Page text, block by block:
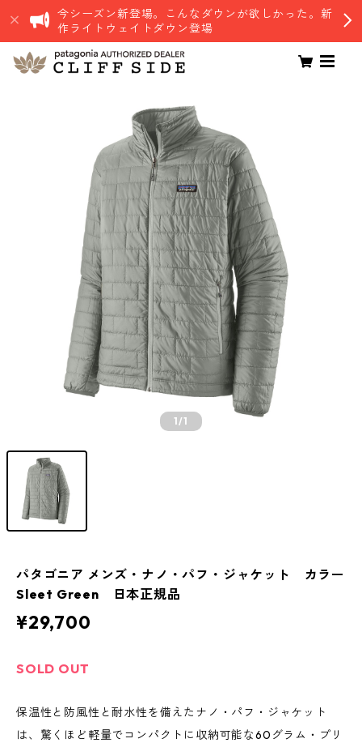
今シーズン新登場。こんなダウンが欲しかった。新
作ライトウェイトダウン登場
1/1
パタゴニア メンズ・ナノ・パフ・ジャケット カラー
Sleet Green 日本正規品
¥29,700
SOLD OUT
保温性と防風性と耐水性を備えたナノ・パフ・ジャケット
は、驚くほど軽量でコンパクトに収納可能な60グラム・プリ